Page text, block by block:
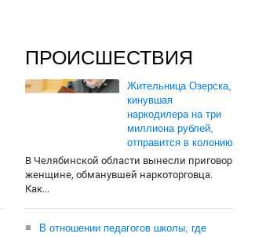
ПРОИСШЕСТВИЯ
Жительница Озерска,
кинувшая
наркодилера на три
миллиона рублей,
отправится в колонию
В Челябинской области вынесли приговор
женщине, обманувшей наркоторговца.
Как...
В отношении педагогов школы, где